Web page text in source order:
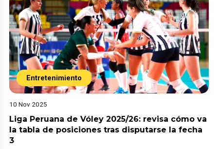
Entretenimiento
10 Nov 2025
Liga Peruana de Vóley 2025/26: revisa cómo va
la tabla de posiciones tras disputarse la fecha
3